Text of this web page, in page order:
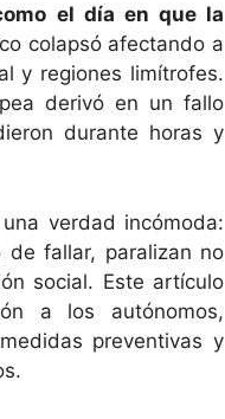
el día en que la
colapsó afectando a
y regiones limítrofes.
derivó en un fallo
durante horas y
verdad incómoda:
de fallar, paralizan no
social. Este artículo
a los autónomos,
preventivas y